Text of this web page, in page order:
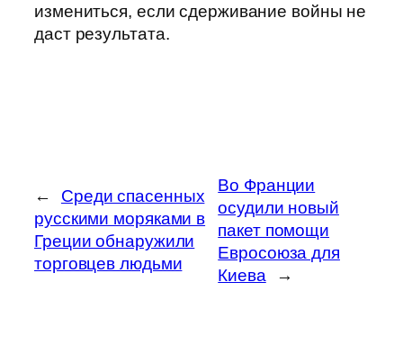
измениться, если сдерживание войны не
даст результата.
←
Среди спасенных
русскими моряками в
Греции обнаружили
торговцев людьми
Во Франции
осудили новый
пакет помощи
Евросоюза для
Киева
→